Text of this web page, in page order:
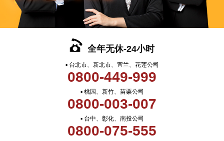
全年无休-24小时
▪ 台北市、新北市、宜兰、花莲公司
0800-449-999
▪ 桃园、新竹、苗栗公司
0800-003-007
▪ 台中、彰化、南投公司
0800-075-555